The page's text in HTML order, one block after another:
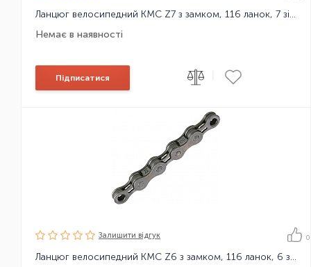
Ланцюг велосипедний KMC Z7 з замком, 116 ланок, 7 зірок
Немає в наявності
Підписатися
Залишити вiдгук 0
Ланцюг велосипедний KMC Z6 з замком, 116 ланок, 6 зірок